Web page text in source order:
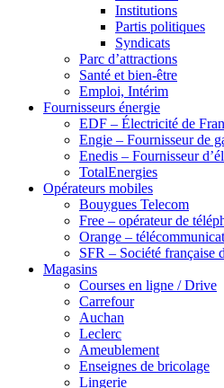
Institutions
Partis politiques
Syndicats
Parc d’attractions
Santé et bien-être
Emploi, Intérim
Fournisseurs énergie
EDF – Électricité de
Engie – Fournisseur de
Enedis – Fournisseur
TotalEnergies
Opérateurs mobiles
Bouygues Telecom
Free – opérateur de
Orange –
SFR – Société française
Magasins
Courses en ligne / Drive
Carrefour
Auchan
Leclerc
Ameublement
Enseignes de bricolage
Lingerie